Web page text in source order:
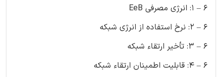
6 – 1: انرژی مصرفی EeB
6 – 2: نرخ استفاده از انرژی شبکه
6 – 3: تأخیر ارتقاء شبکه
6 – 4: قابلیت اطمینان ارتقاء شبکه